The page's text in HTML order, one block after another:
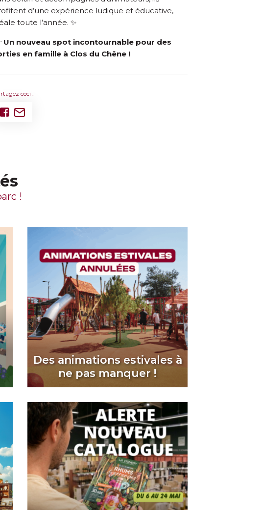
d’une expérience ludique et éducative,
toute l’année. ✨
Un nouveau spot incontournable pour des
en famille à Clos du Chêne !
ceci :
!
Des animations estivales à
ne pas manquer !